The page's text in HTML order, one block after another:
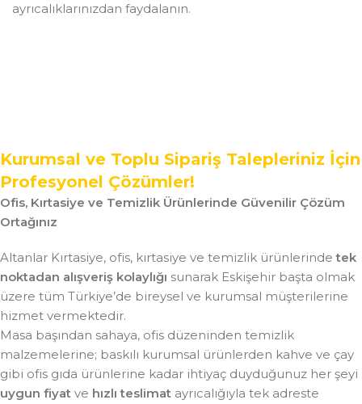
ayrıcalıklarınızdan faydalanın.
Kurumsal ve Toplu Sipariş Talepleriniz İçin
Profesyonel Çözümler!
Ofis, Kırtasiye ve Temizlik Ürünlerinde Güvenilir Çözüm
Ortağınız
Altanlar Kırtasiye, ofis, kırtasiye ve temizlik ürünlerindetek
noktadan alışveriş kolaylığı sunarak Eskişehir başta olmak
üzere tüm Türkiye’de bireysel ve kurumsal müşterilerine
hizmet vermektedir.
Masa başından sahaya, ofis düzeninden temizlik
malzemelerine; baskılı kurumsal ürünlerden kahve ve çay
gibi ofis gıda ürünlerine kadar ihtiyaç duyduğunuz her şeyi
uygun fiyat ve hızlı teslimat ayrıcalığıyla tek adreste